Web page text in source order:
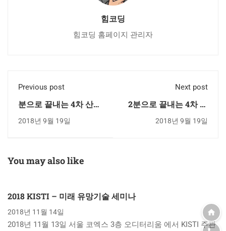
힘코딩
힘코딩 홈페이지 관리자
Previous post
분으로 끝내는 4차 산업
2018년 9월 19일
Next post
2분으로 끝내는 4차 산
2018년 9월 19일
You may also like
2018 KISTI – 미래 유망기술 세미나
2018년 11월 14일
2018년 11월 13일 서울 코엑스 3층 오디터리움 에서 KISTI 주관